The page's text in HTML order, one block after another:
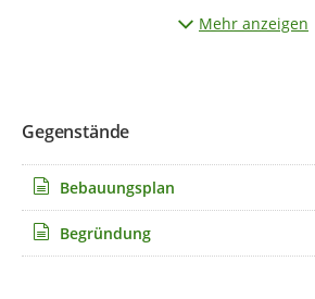
Mehr anzeigen
Gegenstände
Bebauungsplan
Begründung